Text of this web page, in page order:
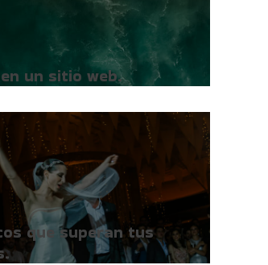
un sitio web.
que superan tus